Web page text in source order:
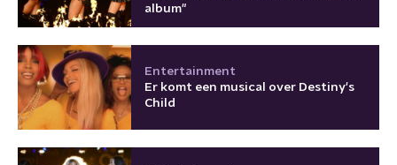
album"
Entertainment
Er komt een musical over Destiny's
Child